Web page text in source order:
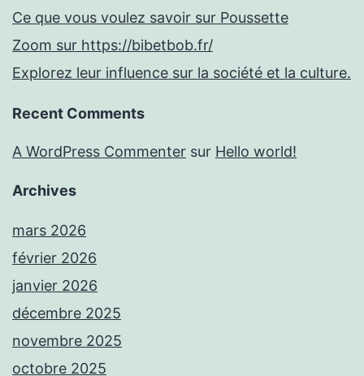
Ce que vous voulez savoir sur Poussette
Zoom sur https://bibetbob.fr/
Explorez leur influence sur la société et la culture.
Recent Comments
A WordPress Commenter sur Hello world!
Archives
mars 2026
février 2026
janvier 2026
décembre 2025
novembre 2025
octobre 2025